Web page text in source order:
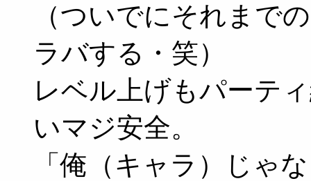
（ついでにそれまで
ラバする・笑）
レベル上げもパーテ
いマジ安全。
「俺（キャラ）じゃ